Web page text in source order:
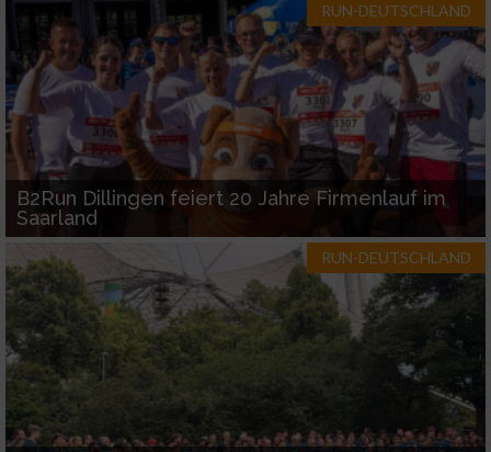
RUN-DEUTSCHLAND
B2Run Dillingen feiert 20 Jahre Firmenlauf im
Saarland
RUN-DEUTSCHLAND